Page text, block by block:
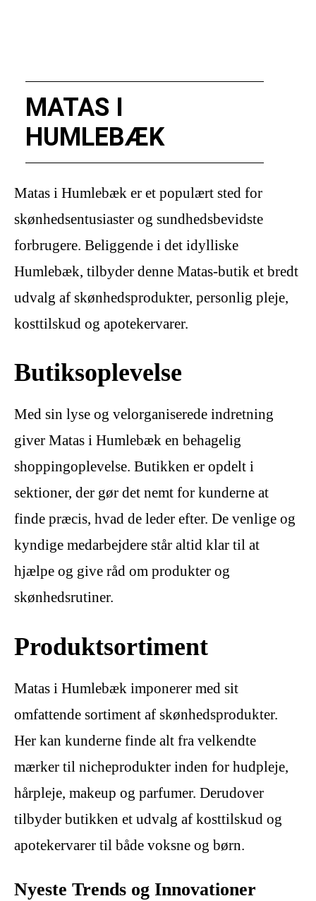
MATAS I
HUMLEBÆK
Matas i Humlebæk er et populært sted for
skønhedsentusiaster og sundhedsbevidste
forbrugere. Beliggende i det idylliske
Humlebæk, tilbyder denne Matas-butik et bredt
udvalg af skønhedsprodukter, personlig pleje,
kosttilskud og apotekervarer.
Butiksoplevelse
Med sin lyse og velorganiserede indretning
giver Matas i Humlebæk en behagelig
shoppingoplevelse. Butikken er opdelt i
sektioner, der gør det nemt for kunderne at
finde præcis, hvad de leder efter. De venlige og
kyndige medarbejdere står altid klar til at
hjælpe og give råd om produkter og
skønhedsrutiner.
Produktsortiment
Matas i Humlebæk imponerer med sit
omfattende sortiment af skønhedsprodukter.
Her kan kunderne finde alt fra velkendte
mærker til nicheprodukter inden for hudpleje,
hårpleje, makeup og parfumer. Derudover
tilbyder butikken et udvalg af kosttilskud og
apotekervarer til både voksne og børn.
Nyeste Trends og Innovationer